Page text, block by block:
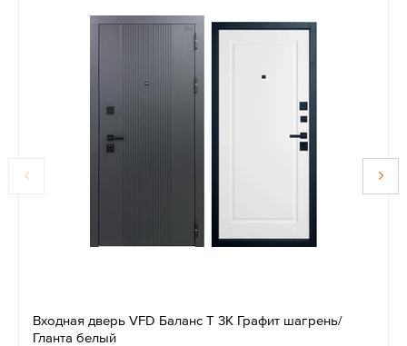
Входная дверь VFD Баланс T 3К Графит шагрень/
Гланта белый